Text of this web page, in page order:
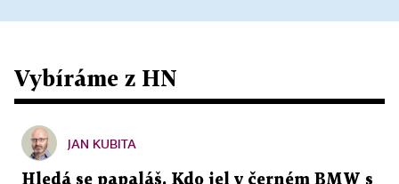
Vybíráme z HN
JAN KUBITA
Hledá se papaláš. Kdo jel v černém BMW s